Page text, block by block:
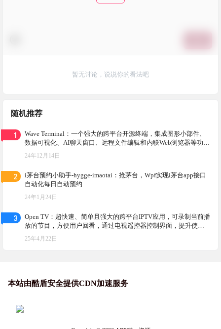
暂无讨论，说说你的看法吧
随机推荐
1
Wave Terminal：一个强大的跨平台开源终端，集成图形小部件、
数据可视化、AI聊天窗口、远程文件编辑和内联Web浏览器等功
能，重新定义命令行体验
24年12月14日
2
i茅台预约小助手-hygge-imaotai：抢茅台，Wpf实现i茅台app接口
自动化每日自动预约
24年1月24日
3
Open TV：超快速、简单且强大的跨平台IPTV应用，可录制当前播
放的节目，方便用户回看，通过电视遥控器控制界面，提升使用
便捷性
25年4月22日
本站由酷盾安全提供CDN加速服务